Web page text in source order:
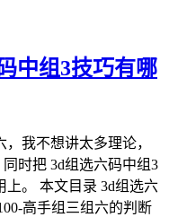
中组3技巧有哪
我不想讲太多理论，
时把 3d组选六码中组3
。 本文目录 3d组选六
高手组三组六的判断